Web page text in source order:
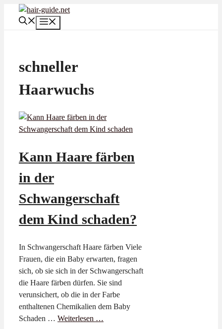
Inhalt
schneller
Haarwuchs
Kann Haare färben
in der
Schwangerschaft
dem Kind schaden?
In Schwangerschaft Haare färben Viele
Frauen, die ein Baby erwarten, fragen
sich, ob sie sich in der Schwangerschaft
die Haare färben dürfen. Sie sind
verunsichert, ob die in der Farbe
enthaltenen Chemikalien dem Baby
Schaden … Weiterlesen …